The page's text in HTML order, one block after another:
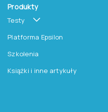
Produkty
Testy
Platforma Epsilon
Szkolenia
Książki i inne artykuły